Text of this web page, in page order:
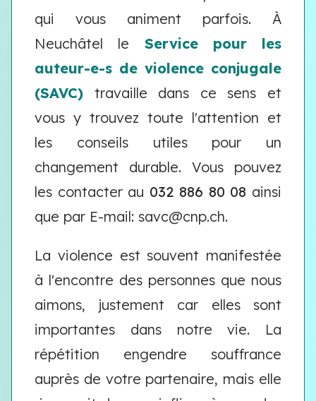
qui vous animent parfois. À
Neuchâtel le Service pour les
auteur-e-s de violence conjugale
(SAVC) travaille dans ce sens et
vous y trouvez toute l'attention et
les conseils utiles pour un
changement durable. Vous pouvez
les contacter au 032 886 80 08 ainsi
que par E-mail: savc@cnp.ch.
La violence est souvent manifestée
à l'encontre des personnes que nous
aimons, justement car elles sont
importantes dans notre vie. La
répétition engendre souffrance
auprès de votre partenaire, mais elle